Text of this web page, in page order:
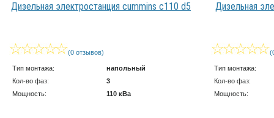
Дизельная электростанция cummins c110 d5
(0 отзывов)
Тип монтажа:
напольный
Кол-во фаз:
3
Мощность:
110 кВа
Дизельная
Тип монтажа:
Кол-во фаз:
Мощность: